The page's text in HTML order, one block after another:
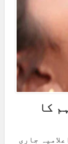
مہم کا
جاری